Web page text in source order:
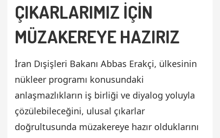
ÇIKARLARIMIZ İÇİN
MÜZAKEREYE HAZIRIZ
İran Dışişleri Bakanı Abbas Erakçi, ülkesinin
nükleer programı konusundaki
anlaşmazlıkların iş birliği ve diyalog yoluyla
çözülebileceğini, ulusal çıkarlar
doğrultusunda müzakereye hazır olduklarını